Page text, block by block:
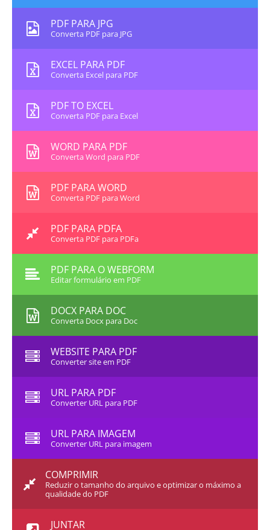
PDF PARA JPG
Converta PDF para JPG
EXCEL PARA PDF
Converta Excel para PDF
PDF TO EXCEL
Converta PDF para Excel
WORD PARA PDF
Converta Word para PDF
PDF PARA WORD
Converta PDF para Word
PDF PARA PDFA
Converta PDF para PDFa
PDF PARA O WEBFORM
Editar formulário em PDF
DOCX PARA DOC
Converta Docx para Doc
WEBSITE PARA PDF
Converter site em PDF
URL PARA PDF
Converter URL para PDF
URL PARA IMAGEM
Converter URL para imagem
COMPRIMIR
Reduzir o tamanho do arquivo e optimizar o máximo a
qualidade do PDF
JUNTAR